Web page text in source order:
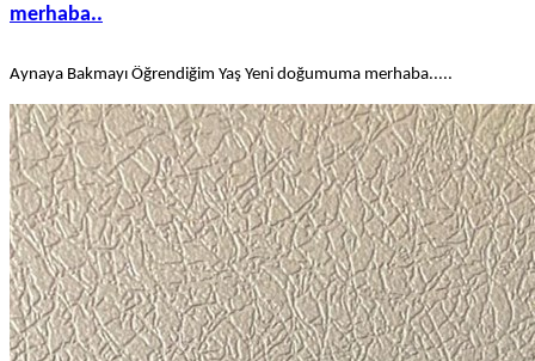
merhaba..
Aynaya Bakmayı Öğrendiğim Yaş Yeni doğumuma merhaba.....